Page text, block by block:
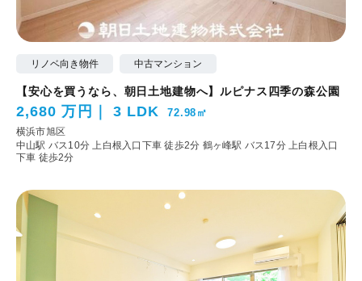
リノベ向き物件 中古マンション
【安心を買うなら、朝日土地建物へ】ルピナス四季の森公園
2,680 万円 3 LDK 72.98㎡
横浜市旭区
中山駅 バス10分 上白根入口下車 徒歩2分 鶴ヶ峰駅 バス17分 上白根入口
下車 徒歩2分